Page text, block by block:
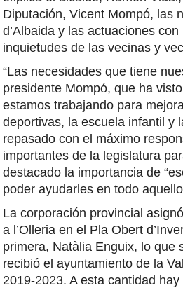
Diputación, Vicent Mompó, las
d’Albaida y las actuaciones
inquietudes de las vecinas y
“Las necesidades que tiene
presidente Mompó, que ha
estamos trabajando para
deportivas, la escuela infantil y
repasado con el máximo
importantes de la legislatura
destacado la importancia de
poder ayudarles en todo
La corporación provincial
a l’Olleria en el Pla Obert
primera, Natàlia Enguix, lo que
recibió el ayuntamiento de la
2019-2023. A esta cantidad